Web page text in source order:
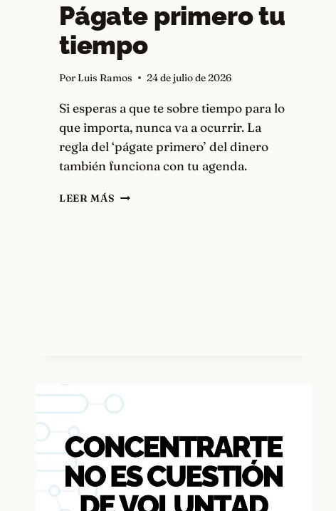
Págate primero tu
tiempo
Por Luis Ramos 24 de julio de 2026
Si esperas a que te sobre tiempo para lo
que importa, nunca va a ocurrir. La
regla del ‘págate primero’ del dinero
también funciona con tu agenda.
LEER MÁS PÁGATE